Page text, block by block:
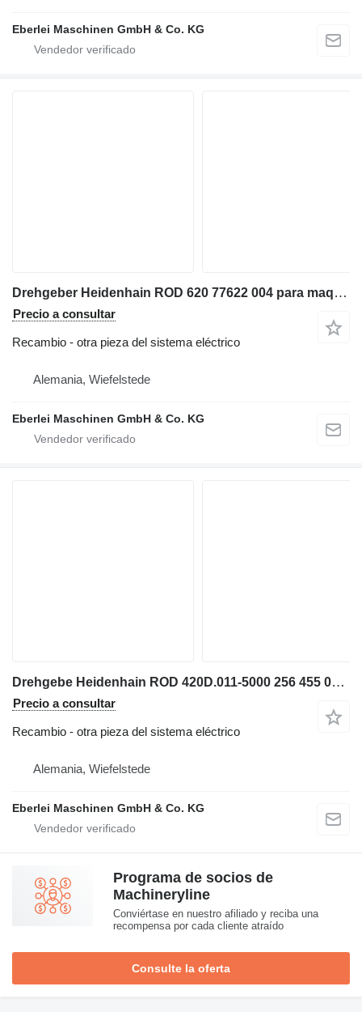
Eberlei Maschinen GmbH & Co. KG
Drehgeber Heidenhain ROD 620 77622 004 para maquinaria industrial
Precio a consultar
Recambio - otra pieza del sistema eléctrico
Alemania, Wiefelstede
Eberlei Maschinen GmbH & Co. KG
Drehgebe Heidenhain ROD 420D.011-5000 256 455 02 para maquinaria industrial
Precio a consultar
Recambio - otra pieza del sistema eléctrico
Alemania, Wiefelstede
Eberlei Maschinen GmbH & Co. KG
Programa de socios de
Machineryline
Conviértase en nuestro afiliado y reciba una
recompensa por cada cliente atraído
Consulte la oferta